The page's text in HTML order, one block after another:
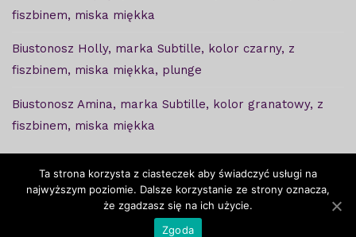
fiszbinem, miska miękka
Biustonosz Holly, marka Subtille, kolor czarny, z
fiszbinem, miska miękka, plunge
Biustonosz Amina, marka Subtille, kolor granatowy, z
fiszbinem, miska miękka
Copyright © Ważkabra - 2020. Projekt i wykonanie -
Ta strona korzysta z ciasteczek aby świadczyć usługi na
najwyższym poziomie. Dalsze korzystanie ze strony oznacza,
że zgadzasz się na ich użycie.
Zgoda